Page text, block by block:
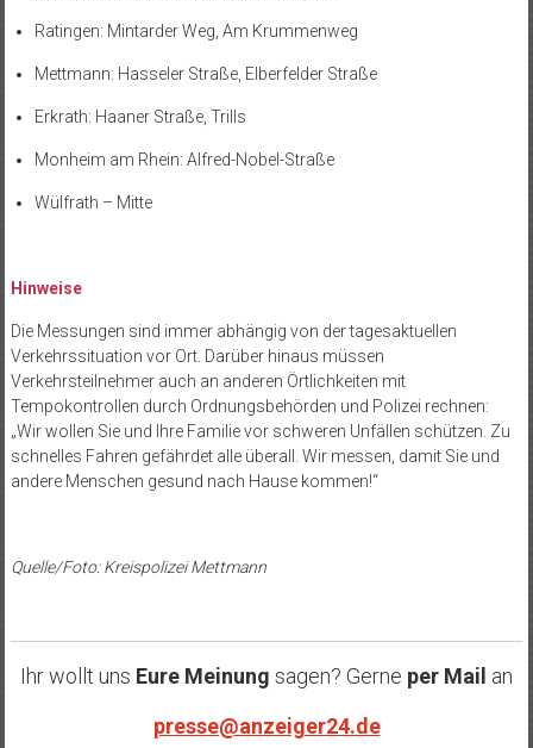
Ratingen: Mintarder Weg, Am Krummenweg
Mettmann: Hasseler Straße, Elberfelder Straße
Erkrath: Haaner Straße, Trills
Monheim am Rhein: Alfred-Nobel-Straße
Wülfrath – Mitte
Hinweise
Die Messungen sind immer abhängig von der tagesaktuellen
Verkehrssituation vor Ort. Darüber hinaus müssen
Verkehrsteilnehmer auch an anderen Örtlichkeiten mit
Tempokontrollen durch Ordnungsbehörden und Polizei rechnen:
„Wir wollen Sie und Ihre Familie vor schweren Unfällen schützen. Zu
schnelles Fahren gefährdet alle überall. Wir messen, damit Sie und
andere Menschen gesund nach Hause kommen!“
Quelle/Foto: Kreispolizei Mettmann
Ihr wollt uns Eure Meinung sagen? Gerne per Mail an
presse@anzeiger24.de